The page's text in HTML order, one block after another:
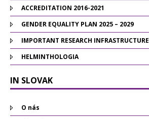
ACCREDITATION 2016-2021
GENDER EQUALITY PLAN 2025 – 2029
IMPORTANT RESEARCH INFRASTRUCTURE
HELMINTHOLOGIA
IN SLOVAK
O nás